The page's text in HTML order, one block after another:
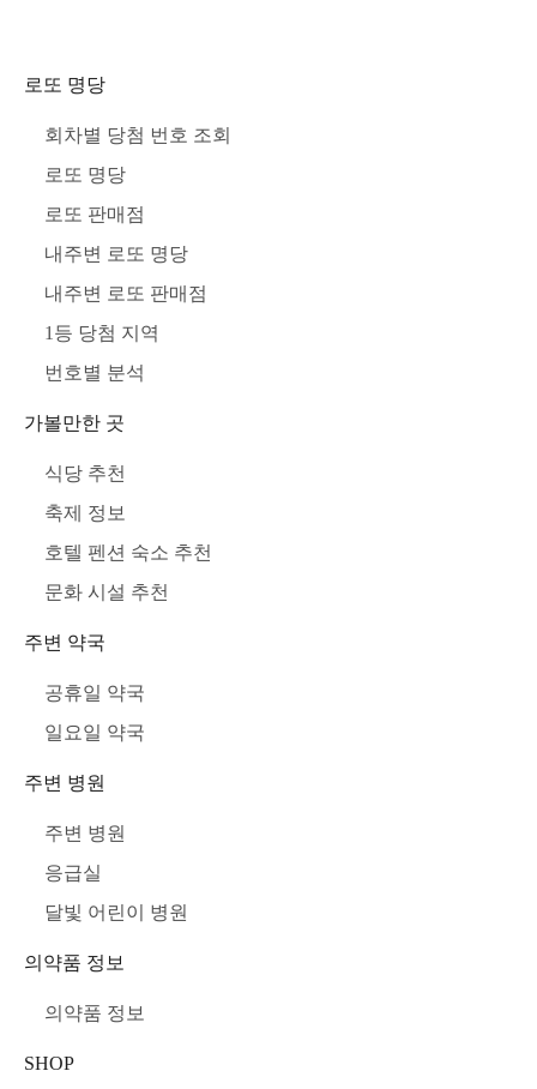
로또 명당
회차별 당첨 번호 조회
로또 명당
로또 판매점
내주변 로또 명당
내주변 로또 판매점
1등 당첨 지역
번호별 분석
가볼만한 곳
식당 추천
축제 정보
호텔 펜션 숙소 추천
문화 시설 추천
주변 약국
공휴일 약국
일요일 약국
주변 병원
주변 병원
응급실
달빛 어린이 병원
의약품 정보
의약품 정보
SHOP